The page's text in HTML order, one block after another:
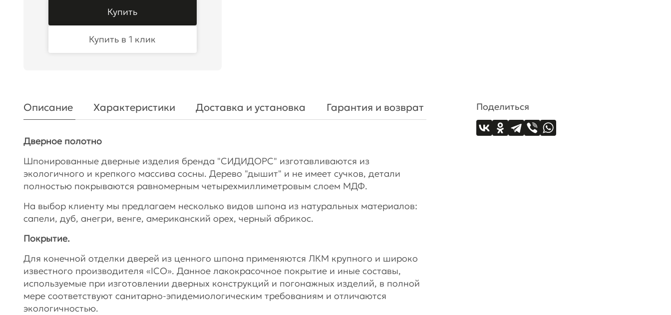
Купить
Купить в 1 клик
Описание Характеристики Доставка и установка Гарантия и возврат
Дверное полотно
Шпонированные дверные изделия бренда "СИДИДОРС" изготавливаются из
экологичного и крепкого массива сосны. Дерево "дышит" и не имеет сучков, детали
полностью покрываются равномерным четырехмиллиметровым слоем МДФ.
На выбор клиенту мы предлагаем несколько видов шпона из натуральных материалов:
сапели, дуб, анегри, венге, американский орех, черный абрикос.
Покрытие.
Для конечной отделки дверей из ценного шпона применяются ЛКМ крупного и широко
известного производителя «ICO». Данное лакокрасочное покрытие и иные составы,
используемые при изготовлении дверных конструкций и погонажных изделий, в полной
мере соответствуют санитарно-эпидемиологическим требованиям и отличаются
экологичностью.
Поделиться